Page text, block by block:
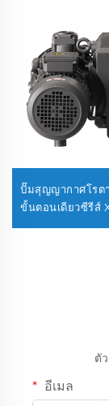
ปั๊มสุญญากาศโรต
ขั้นตอนเดียวซีรีส์
ตั
อีเมล